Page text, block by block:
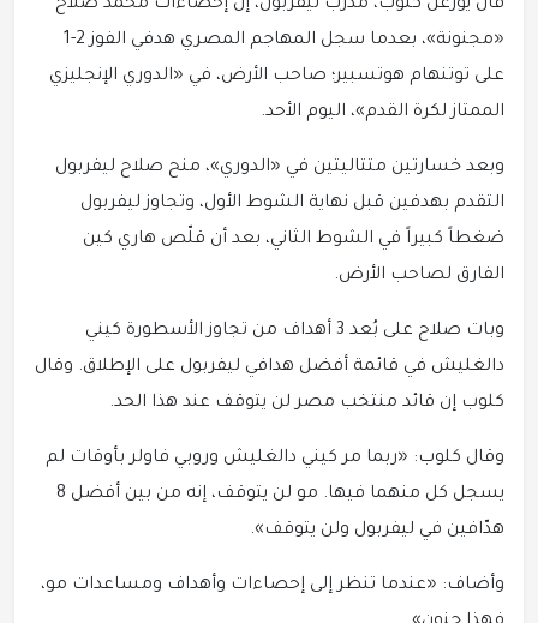
قال يورغن كلوب، مدرب ليفربول، إن إحصاءات محمد صلاح
«مجنونة»، بعدما سجل المهاجم المصري هدفي الفوز 2-1
على توتنهام هوتسبير؛ صاحب الأرض، في «الدوري الإنجليزي
الممتاز لكرة القدم»، اليوم الأحد.
وبعد خسارتين متتاليتين في «الدوري»، منح صلاح ليفربول
التقدم بهدفين قبل نهاية الشوط الأول، وتجاوز ليفربول
ضغطاً كبيراً في الشوط الثاني، بعد أن قلّص هاري كين
الفارق لصاحب الأرض.
وبات صلاح على بُعد 3 أهداف من تجاوز الأسطورة كيني
دالغليش في قائمة أفضل هدافي ليفربول على الإطلاق. وقال
كلوب إن قائد منتخب مصر لن يتوقف عند هذا الحد.
وقال كلوب: «ربما مر كيني دالغليش وروبي فاولر بأوقات لم
يسجل كل منهما فيها. مو لن يتوقف، إنه من بين أفضل 8
هدّافين في ليفربول ولن يتوقف».
وأضاف: «عندما تنظر إلى إحصاءات وأهداف ومساعدات مو،